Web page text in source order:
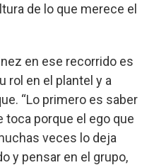
de lo que merece el
en ese recorrido es
rol en el plantel y a
“Lo primero es saber
toca porque el ego que
veces lo deja
y pensar en el grupo,